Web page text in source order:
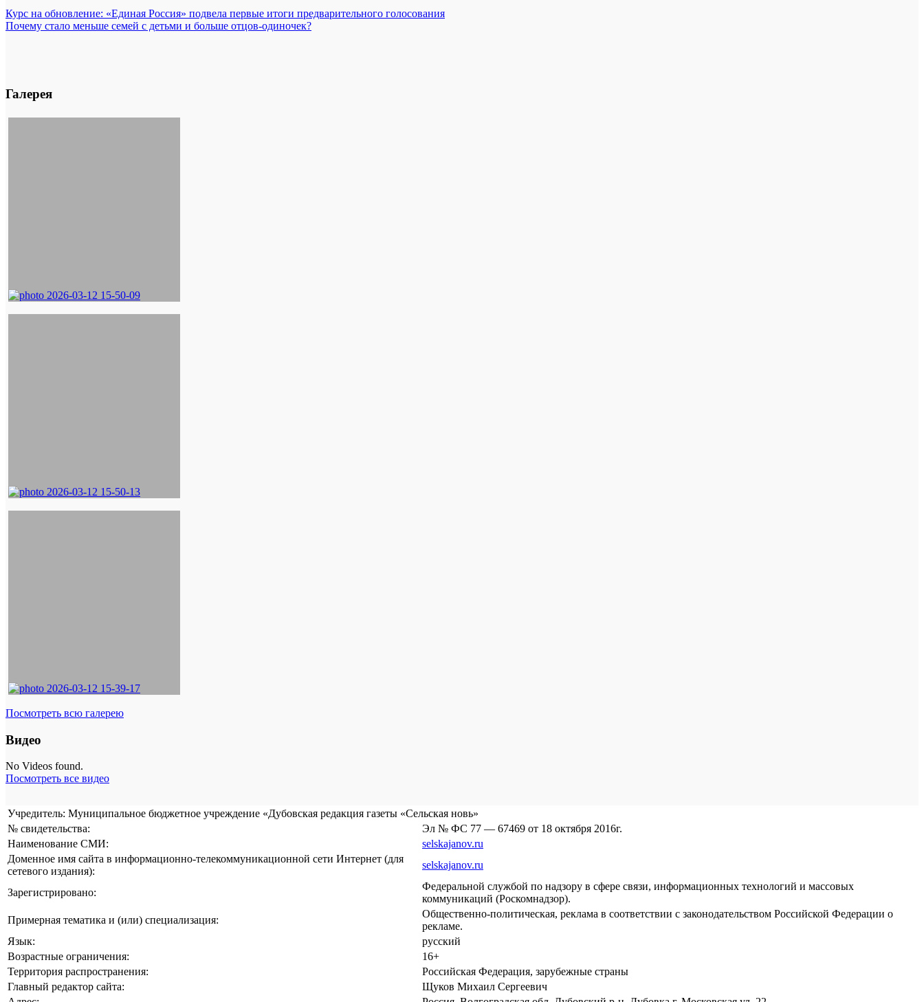
Курс на обновление: «Единая Россия» подвела первые итоги предварительного голосования
Почему стало меньше семей с детьми и больше отцов-одиночек?
Галерея
Посмотреть всю галерею
Видео
No Videos found.
Посмотреть все видео
Учредитель: Муниципальное бюджетное учреждение «Дубовская редакция газеты «Сельская новь»
№ свидетельства:
Эл № ФС 77 — 67469 от 18 октября 2016г.
Наименование СМИ:
selskajanov.ru
Доменное имя сайта в информационно-телекоммуникационной сети Интернет (для
сетевого издания):
selskajanov.ru
Зарегистрировано:
Федеральной службой по надзору в сфере связи, информационных технологий и массовых
коммуникаций (Роскомнадзор).
Примерная тематика и (или) специализация:
Общественно-политическая, реклама в соответствии с законодательством Российской Федерации о
рекламе.
Язык:
русский
Возрастные ограничения:
16+
Территория распространения:
Российская Федерация, зарубежные страны
Главный редактор сайта:
Щуков Михаил Сергеевич